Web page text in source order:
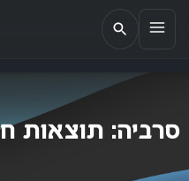
EUROMIX
אתר הבית של האירוויזיון
סרביה: תוצאות